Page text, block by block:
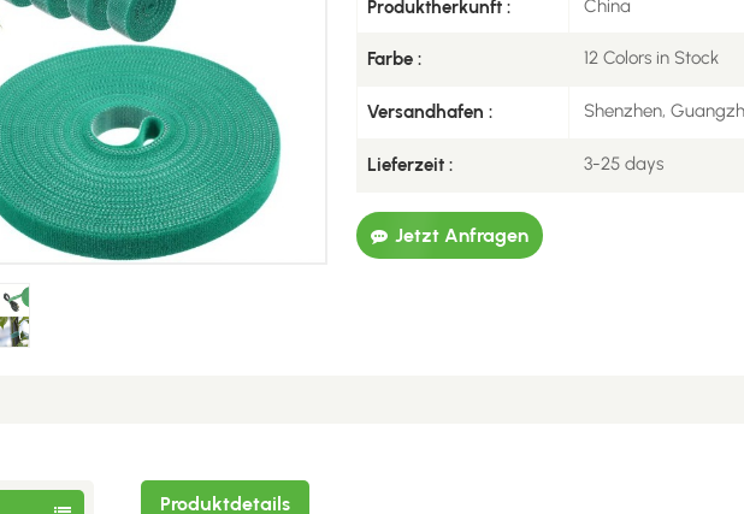
Produktherkunft : China
Farbe : 12 Colors in Stock
Versandhafen : Shenzhen,
Lieferzeit : 3-25 days
Jetzt Anfragen
Produktdetails